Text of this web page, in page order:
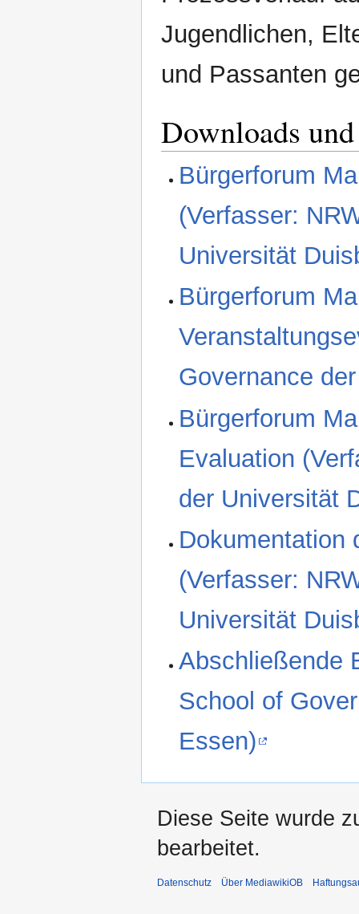
Jugendlichen,
und Passanten
Downloads
Bürgerforum
(Verfasser:
Universität
Bürgerforum
Governance
Bürgerforum
Evaluation
der Universität
Dokumentation
(Verfasser:
Universität
Abschließende
School of
Essen)
Diese Seite wurde
bearbeitet.
Datenschutz Über MediawikiOB